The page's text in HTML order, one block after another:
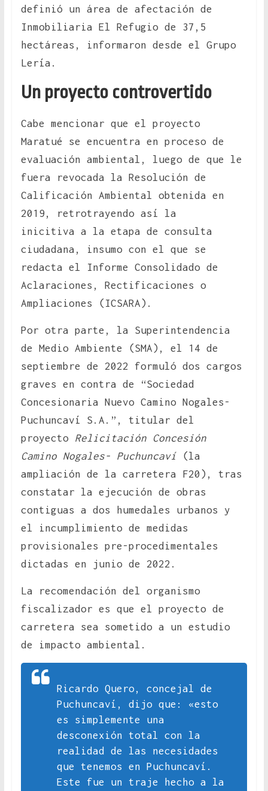
definió un área de afectación de
Inmobiliaria El Refugio de 37,5
hectáreas, informaron desde el Grupo
Lería.
Un proyecto controvertido
Cabe mencionar que el proyecto
Maratué se encuentra en proceso de
evaluación ambiental, luego de que le
fuera revocada la Resolución de
Calificación Ambiental obtenida en
2019, retrotrayendo así la
inicitiva a la etapa de consulta
ciudadana, insumo con el que se
redacta el Informe Consolidado de
Aclaraciones, Rectificaciones o
Ampliaciones (ICSARA).
Por otra parte, la Superintendencia
de Medio Ambiente (SMA), el 14 de
septiembre de 2022 formuló dos cargos
graves en contra de “Sociedad
Concesionaria Nuevo Camino Nogales-
Puchuncaví S.A.”, titular del
proyecto Relicitación Concesión
Camino Nogales- Puchuncaví(la
ampliación de la carretera F20), tras
constatar la ejecución de obras
contiguas a dos humedales urbanos y
el incumplimiento de medidas
provisionales pre-procedimentales
dictadas en junio de 2022.
La recomendación del organismo
fiscalizador es que el proyecto de
carretera sea sometido a un estudio
de impacto ambiental.
Ricardo Quero, concejal de
Puchuncaví, dijo que: «esto
es simplemente una
desconexión total con la
realidad de las necesidades
que tenemos en Puchuncaví.
Este fue un traje hecho a la